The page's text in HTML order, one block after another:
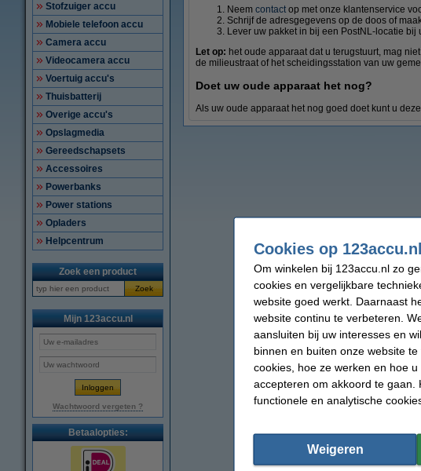
Stofzuiger accu
Mobiele telefoon accu
Camera accu
Videocamera accu
Voertuig accu's
Thuisbatterij
Overige accu's
Opslagmedia
Gereedschapsets
Accessoires
Powerbanks
Power stations
Opladers
Helpcentrum
Zoek een product
Zoek
Mijn 123accu.nl
Wachtwoord vergeten ?
Betaalopties:
Neem contact op met onze klantenservice
Schrijf de adresgegevens op de doos of
Lever uw pakket in bij een PostNL-locatie bij
Let op: het oude apparaat dat u terugstuurt, mag
de milieustraat of het scheidingsstation van uw
Doet uw oude apparaat het nog?
Als uw oude apparaat het nog goed doet kunt u
Cookies op 123accu.nl
Om winkelen bij 123accu.nl zo
cookies en vergelijkbare
website goed werkt. Daarnaast
website continu te verbeteren.
aansluiten bij uw interesses en
binnen en buiten onze website
cookies, hoe ze werken en hoe
accepteren om akkoord te gaan.
functionele en analytische
Weigeren